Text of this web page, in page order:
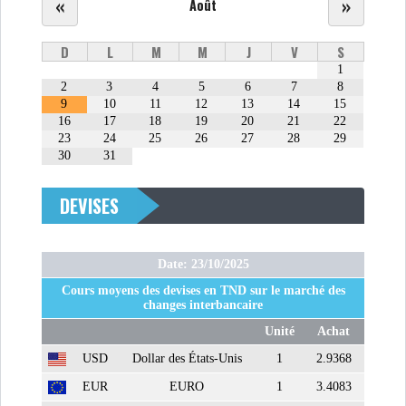
Août
D L M M J V S
1
2
3 4 5 6 7
8
9
10 11 12 13 14
15
16
17 18 19 20 21
22
23
24 25 26 27 28
29
30
31
DEVISES
Date: 23/10/2025
Cours moyens des devises en TND sur le marché des
changes interbancaire
Unité
Achat
USD
Dollar des États-Unis 1 2.9368
EUR EURO 1 3.4083